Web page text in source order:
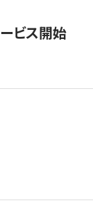
ビス開始